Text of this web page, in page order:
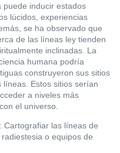
inducir estados
lúcidos, experiencias
se ha observado que
de las líneas ley tienden
inclinadas. La
humana podría
construyeron sus sitios
Estos sitios serían
a niveles más
el universo.
Cartografiar las líneas de
o equipos de